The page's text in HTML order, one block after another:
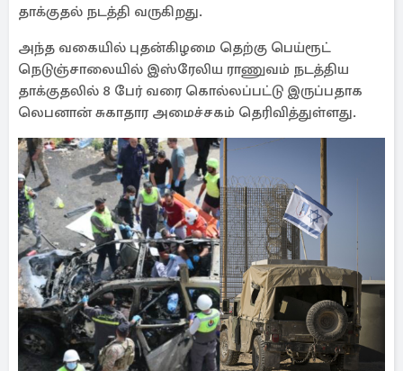
தாக்குதல் நடத்தி வருகிறது.
அந்த வகையில் புதன்கிழமை தெற்கு பெய்ரூட்
நெடுஞ்சாலையில் இஸ்ரேலிய ராணுவம் நடத்திய
தாக்குதலில் 8 பேர் வரை கொல்லப்பட்டு இருப்பதாக
லெபனான் சுகாதார அமைச்சகம் தெரிவித்துள்ளது.